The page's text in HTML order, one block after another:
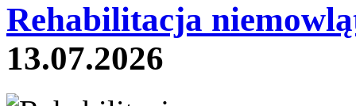
Rehabilitacja
13.07.2026